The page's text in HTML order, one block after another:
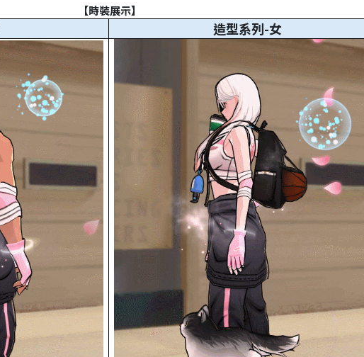
【時裝展示】
造型系列-女